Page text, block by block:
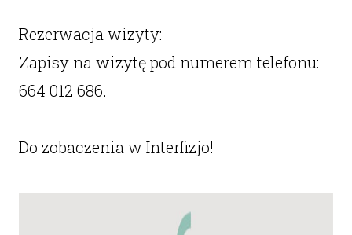
Rezerwacja wizyty:
Zapisy na wizytę pod numerem telefonu:
664 012 686.
Do zobaczenia w Interfizjo!